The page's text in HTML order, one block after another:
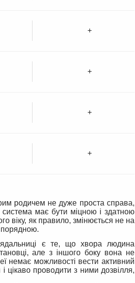
+
+
+
+
родичем не дуже проста справа,
має бути міцною і здатною
віку, як правило, змінюється не на
порядною.
є те, що хвора людина
але з іншого боку вона не
немає можливості вести активний
цікаво проводити з ними дозвілля,